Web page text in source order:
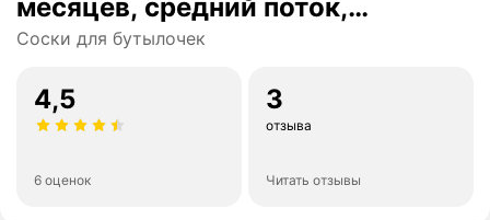
месяцев, средний поток,
фасовка 20 штук, для детей и
Соски для бутылочек
4,5
6 оценок
3
отзыва
Читать отзывы